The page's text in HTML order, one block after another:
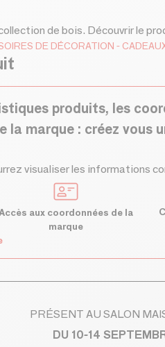
de bois. Découvrir le
DE DÉCORATION
produits, les
la marque : créez vous
visualiser les informations
aux coordonnées de la
marque
PRÉSENT AU SALON
DU 10-14